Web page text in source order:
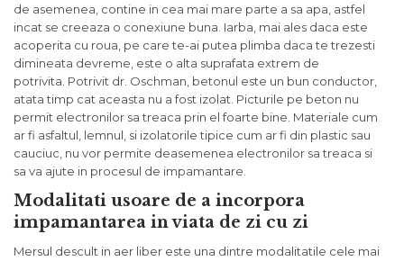
de asemenea, contine in cea mai mare parte a sa apa, astfel
incat se creeaza o conexiune buna. Iarba, mai ales daca este
acoperita cu roua, pe care te-ai putea plimba daca te trezesti
dimineata devreme, este o alta suprafata extrem de
potrivita. Potrivit dr. Oschman, betonul este un bun conductor,
atata timp cat aceasta nu a fost izolat. Picturile pe beton nu
permit electronilor sa treaca prin el foarte bine. Materiale cum
ar fi asfaltul, lemnul, si izolatorile tipice cum ar fi din plastic sau
cauciuc, nu vor permite deasemenea electronilor sa treaca si
sa va ajute in procesul de impamantare.
Modalitati usoare de a incorpora
impamantarea in viata de zi cu zi
Mersul descult in aer liber este una dintre modalitatile cele mai